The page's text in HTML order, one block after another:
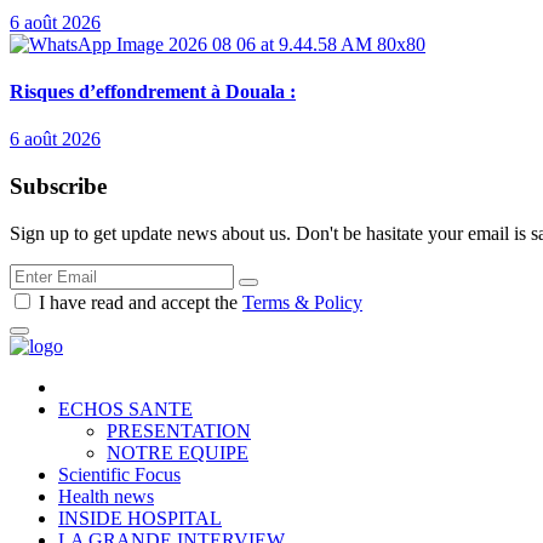
6 août 2026
Risques d’effondrement à Douala :
6 août 2026
Subscribe
Sign up to get update news about us. Don't be hasitate your email is
I have read and accept the Terms & Policy
ECHOS SANTE
PRESENTATION
NOTRE EQUIPE
Scientific Focus
Health news
INSIDE HOSPITAL